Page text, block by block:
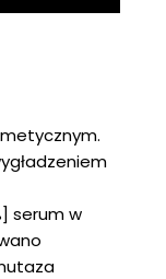
serum w